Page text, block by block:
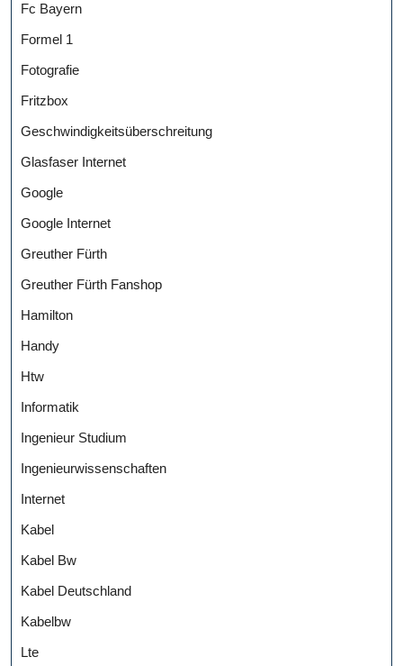
Fc Bayern
Formel 1
Fotografie
Fritzbox
Geschwindigkeitsüberschreitung
Glasfaser Internet
Google
Google Internet
Greuther Fürth
Greuther Fürth Fanshop
Hamilton
Handy
Htw
Informatik
Ingenieur Studium
Ingenieurwissenschaften
Internet
Kabel
Kabel Bw
Kabel Deutschland
Kabelbw
Lte